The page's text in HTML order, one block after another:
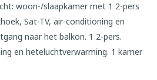
woon-/slaapkamer met 1 2-pers
Sat-TV, air-conditioning en
naar het balkon. 1 2-pers.
en heteluchtverwarming. 1 kamer